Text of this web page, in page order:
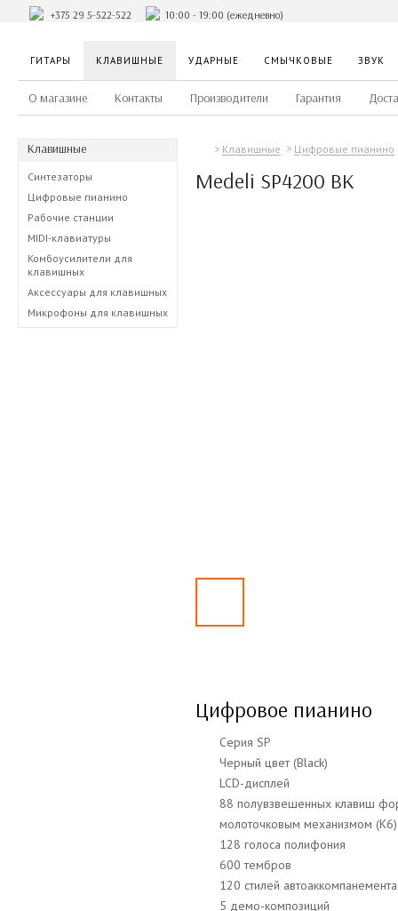
+375 29 5-522-522 10:00 - 19:00 (ежедневно)
ГИТАРЫ КЛАВИШНЫЕ УДАРНЫЕ СМЫЧКОВЫЕ ЗВУК
О магазине Контакты Производители Гарантия
Клавишные
Синтезаторы
Цифровые пианино
Рабочие станции
MIDI-клавиатуры
Комбоусилители для
клавишных
Аксессуары для клавишных
Микрофоны для клавишных
Клавишные Цифровые пианино
Medeli SP4200 BK
Цифровое пианино
Серия SP
Черный цвет (Black)
LCD-дисплей
88 полувзвешенных клавиш
молоточковым механизмом (K6)
128 голоса полифония
600 тембров
120 стилей
5 демо-композиций